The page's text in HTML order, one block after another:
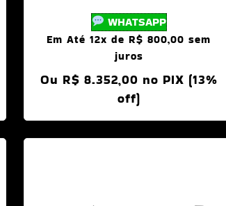
WHATSAPP
Em Até 12x deR$ 800,00 sem
juros
Ou R$ 8.352,00 no PIX (13%
off)